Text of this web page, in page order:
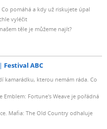
pomáhá a kdy už riskujete úpal
vyléčit
těle je můžeme najít?
Festival ABC
kamarádku, kterou nemám ráda. Co
Emblem: Fortune's Weave je pořádná
Mafia: The Old Country odhaluje